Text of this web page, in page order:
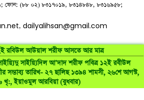
রবিউল আউয়াল শরীফ আসতে আর মাত্র
সাইয়্যিদিল আ’দাদ শরীফ পবিত্র ১২ই রবীউল
তারিখ- ২৭ ছালিছ ১৩৯৪ শামসী, ২৬শে আগস্ট,
খৃ:, ইয়াওমুল আরবিয়া (বুধবার)
ফোন: (৮৮ ০২) ৮৩১৭০১৯, ৮৩১৪৮৪৮, ৮৩১৬৯৫৮;
,dailyalihsan@gmail.com
All Rights Reserved | Developed by:
Technologies